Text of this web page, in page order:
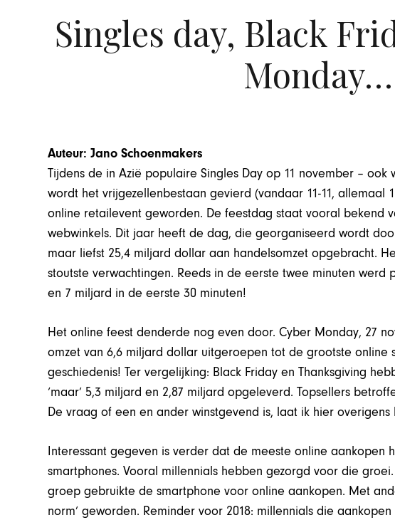
Singles day, Black
Monday…
Auteur: Jano Schoenmakers
Tijdens de in Azië populaire Singles Day op 11 november – ook
wordt het vrijgezellenbestaan gevierd (vandaar 11-11, allemaal
online retailevent geworden. De feestdag staat vooral bekend
webwinkels. Dit jaar heeft de dag, die georganiseerd wordt
maar liefst 25,4 miljard dollar aan handelsomzet opgebracht.
stoutste verwachtingen. Reeds in de eerste twee minuten werd
en 7 miljard in de eerste 30 minuten!
Het online feest denderde nog even door. Cyber Monday, 27
omzet van 6,6 miljard dollar uitgeroepen tot de grootste online
geschiedenis! Ter vergelijking: Black Friday en Thanksgiving
‘maar’ 5,3 miljard en 2,87 miljard opgeleverd. Topsellers
De vraag of een en ander winstgevend is, laat ik hier overigens
Interessant gegeven is verder dat de meeste online aankopen
smartphones. Vooral millennials hebben gezorgd voor die
groep gebruikte de smartphone voor online aankopen. Met
norm’ geworden. Reminder voor 2018: millennials die